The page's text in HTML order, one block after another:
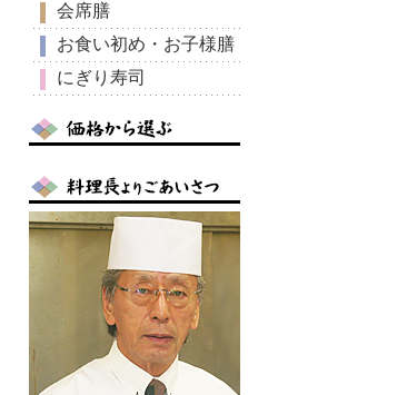
会席膳
お食い初め・お子様膳
にぎり寿司